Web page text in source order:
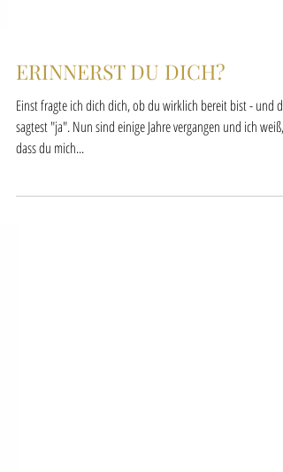
ERINNERST DU DICH?
Einst fragte ich dich dich, ob du wirklich bereit bist - und du
sagtest "ja". Nun sind einige Jahre vergangen und ich weiß,